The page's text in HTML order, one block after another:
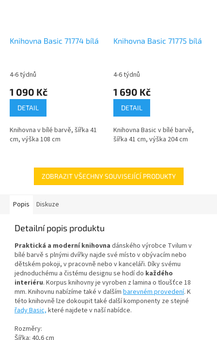
Knihovna Basic 71774 bílá
4-6 týdnů
1 090 Kč
DETAIL
Knihovna v bílé barvě, šířka 41
cm, výška 108 cm
Knihovna Basic 71775 bílá
4-6 týdnů
1 690 Kč
DETAIL
Knihovna Basic v bílé barvě,
šířka 41 cm, výška 204 cm
ZOBRAZIT VŠECHNY SOUVISEJÍCÍ PRODUKTY
Popis Diskuze
Detailní popis produktu
Praktická a moderní knihovna dánského výrobce Tvilum v
bílé barvě s plnými dvířky najde své místo v obývacím nebo
dětském pokoji, v pracovně nebo v kanceláři. Díky svému
jednoduchému a čistému designu se hodí do každého
interiéru. Korpus knihovny je vyroben z lamina o tloušťce 18
mm. Knihovnu nabízíme také v dalším barevném provedení. K
této knihovně lze dokoupit také další komponenty ze stejné
řady Basic, které najdete v naší nabídce.
Rozměry:
Šířka: 40,6 cm